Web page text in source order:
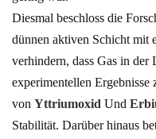
Diesmal beschloss die
dünnen aktiven Schicht mit
verhindern, dass Gas in
experimentellen Ergebnisse
von Yttriumoxid Und
Stabilität. Darüber hinaus